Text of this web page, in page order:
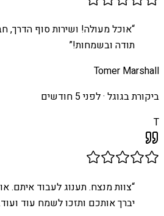
“אוכל מעולה! ושירות סוף הדרך,
תודה ובשמחות!”
Tomer Marshall
ביקורת בגוגל ·לפני 5 חודשים
T
“צוות מנצח. תענוג לעבוד איתם.
יברך אותכם ותזכו לשמח עוד